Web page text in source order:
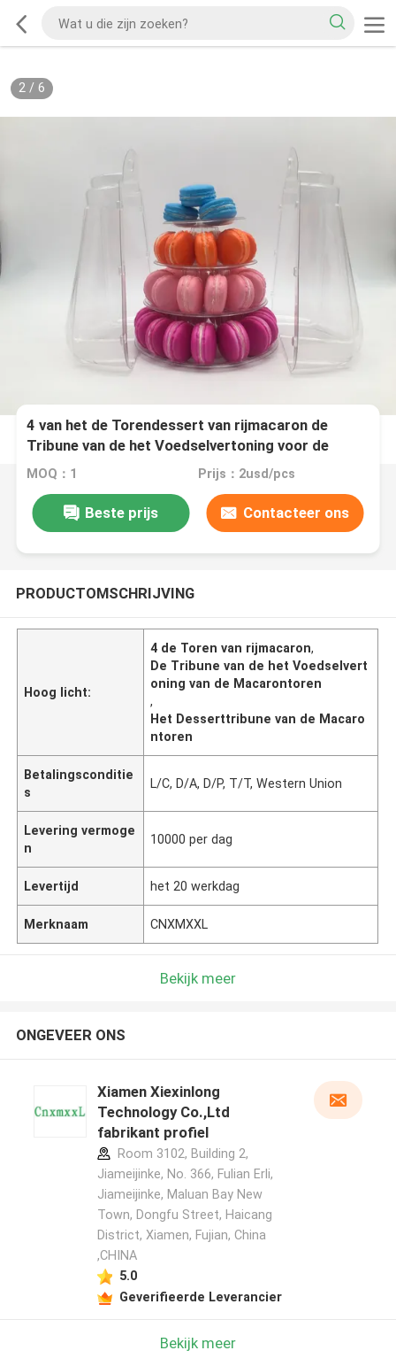
2/ 6
4 van het de Torendessert van rijmacaron de
Tribune van de het Voedselvertoning voor de
Snoepjes die van de Cakewinkel Doos verpakken
MOQ：1 Prijs：2usd/pcs
Beste prijs Contacteer ons
PRODUCTOMSCHRIJVING
Hoog licht:
4 de Toren van rijmacaron,
De Tribune van de het Voedselvert
oning van de Macarontoren
,
Het Desserttribune van de Macaro
ntoren
Betalingsconditie
s
L/C, D/A, D/P, T/T, Western Union
Levering vermoge
n
10000 per dag
Levertijd het 20 werkdag
Merknaam CNXMXXL
Bekijk meer
ONGEVEER ONS
Xiamen Xiexinlong
Technology Co.,Ltd
fabrikant profiel
Room 3102, Building 2,
Jiameijinke, No. 366, Fulian Erli,
Jiameijinke, Maluan Bay New
Town, Dongfu Street, Haicang
District, Xiamen, Fujian, China
,CHINA
5.0
Geverifieerde Leverancier
Bekijk meer